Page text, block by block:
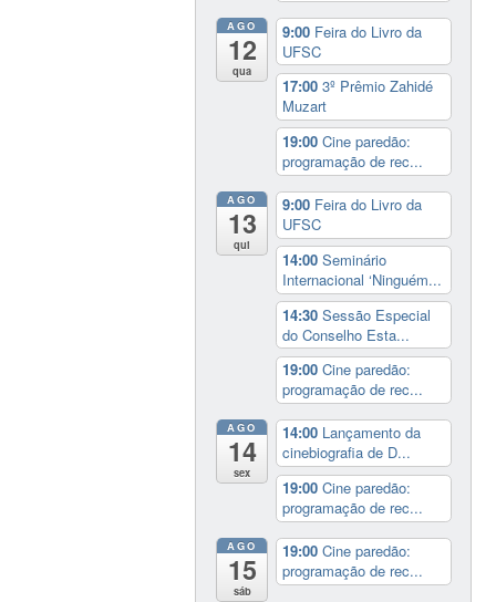
AGO
12
qua
9:00 Feira do Livro da
UFSC
17:003º Prêmio Zahidé
Muzart
19:00Cine paredão:
programação de rec...
AGO
13
qui
9:00 Feira do Livro da
UFSC
14:00Seminário
Internacional ‘Ninguém...
14:30Sessão Especial
do Conselho Esta...
19:00Cine paredão:
programação de rec...
AGO
14
sex
14:00 Lançamento da
cinebiografia de D...
19:00Cine paredão:
programação de rec...
AGO
15
sáb
19:00Cine paredão:
programação de rec...